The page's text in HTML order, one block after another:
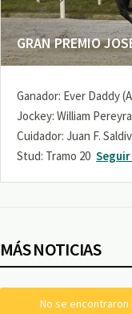
GRAN PREMIO
Ganador: Ever Daddy
Jockey: William Pereyra
Cuidador: Juan F.
Stud: Tramo 20
MÁS NOTICIAS
No se